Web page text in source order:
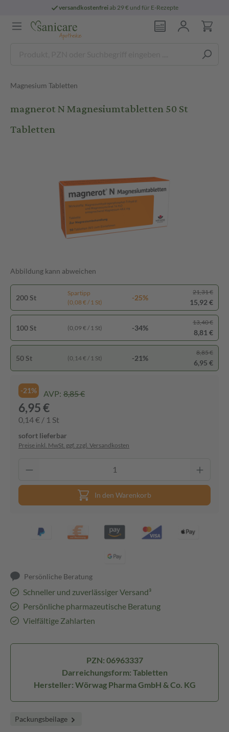
versandkostenfreiab 29 € und für E-Rezepte
Magnesium Tabletten
magnerot N Magnesiumtabletten 50 St
Tabletten
Abbildung kann abweichen
200 St
Spartipp
(0,08 € / 1 St)
-25%
21,31 €
15,92 €
100 St (0,09 € / 1 St) -34%
13,40 €
8,81 €
50 St (0,14 € / 1 St) -21%
8,85 €
6,95 €
-21% AVP: 8,85 €
6,95 €
0,14 € / 1 St
sofort lieferbar
Preise inkl. MwSt. ggf. zzgl. Versandkosten
In den Warenkorb
Persönliche Beratung
Schneller und zuverlässiger Versand³
Persönliche pharmazeutische Beratung
Vielfältige Zahlarten
PZN: 06963337
Darreichungsform: Tabletten
Hersteller: Wörwag Pharma GmbH & Co. KG
Packungsbeilage